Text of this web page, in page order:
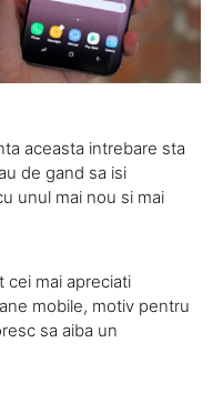
aceasta intrebare sta
de gand sa isi
unul mai nou si mai
cei mai apreciati
mobile, motiv pentru
sa aiba un